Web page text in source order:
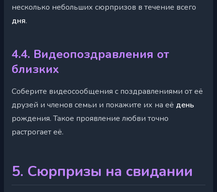
несколько небольших сюрпризов в течение всего
дня.
4.4. Видеопоздравления от
близких
Соберите видеосообщения с поздравлениями от её
друзей и членов семьи и покажите их на её день
рождения. Такое проявление любви точно
растрогает её.
5. Сюрпризы на свидании